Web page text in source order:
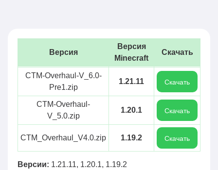
Версия
Версия
Minecraft
Скачать
CTM-Overhaul-V_6.0-
Pre1.zip
1.21.11 Скачать
CTM-Overhaul-
V_5.0.zip
1.20.1 Скачать
CTM_Overhaul_V4.0.zip 1.19.2 Скачать
Версии: 1.21.11, 1.20.1, 1.19.2